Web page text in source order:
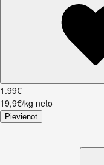
1 .99€
19,9€/kg neto
Pievienot